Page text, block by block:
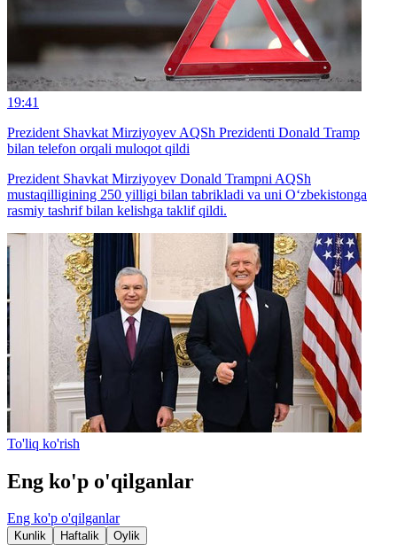
19:41
Prezident Shavkat Mirziyoyev AQSh Prezidenti Donald Tramp
bilan telefon orqali muloqot qildi
Prezident Shavkat Mirziyoyev Donald Trampni AQSh
mustaqilligining 250 yilligi bilan tabrikladi va uni O‘zbekistonga
rasmiy tashrif bilan kelishga taklif qildi.
To'liq ko'rish
Eng ko'p o'qilganlar
Eng ko'p o'qilganlar
Kunlik Haftalik Oylik